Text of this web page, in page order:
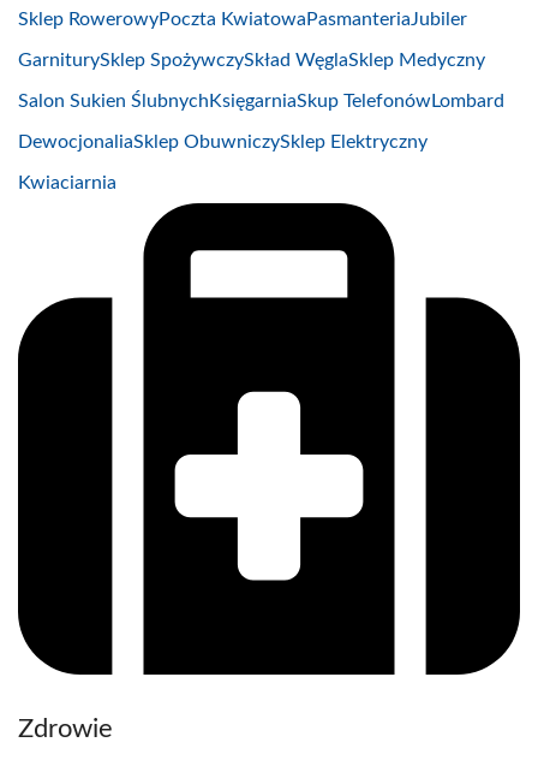
Sklep RowerowyPoczta Kwiatowa PasmanteriaJubiler
GarniturySklep SpożywczySkład WęglaSklep Medyczny
Salon Sukien Ślubnych KsięgarniaSkup TelefonówLombard
DewocjonaliaSklep ObuwniczySklep Elektryczny
Kwiaciarnia
Zdrowie